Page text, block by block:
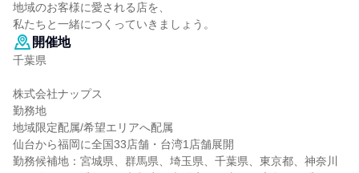
地域のお客様に愛される店を、
私たちと一緒につくっていきましょう。
開催地
千葉県
株式会社ナップス
勤務地
地域限定配属/希望エリアへ配属
仙台から福岡に全国33店舗・台湾1店舗展開
勤務候補地：宮城県、群馬県、埼玉県、千葉県、東京都、神奈川